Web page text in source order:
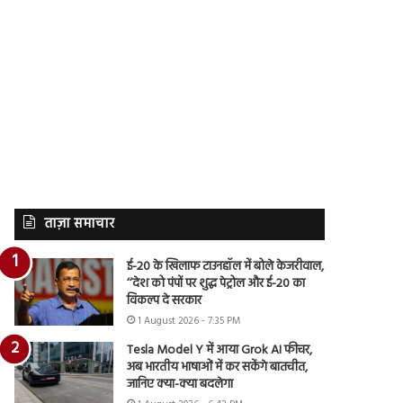
ताज़ा समाचार
ई-20 के खिलाफ टाउनहॉल में बोले केजरीवाल,
‘‘देश को पंपों पर शुद्ध पेट्रोल और ई-20 का
विकल्प दे सरकार
1 August 2026 - 7:35 PM
Tesla Model Y में आया Grok AI फीचर,
अब भारतीय भाषाओं में कर सकेंगे बातचीत,
जानिए क्या-क्या बदलेगा